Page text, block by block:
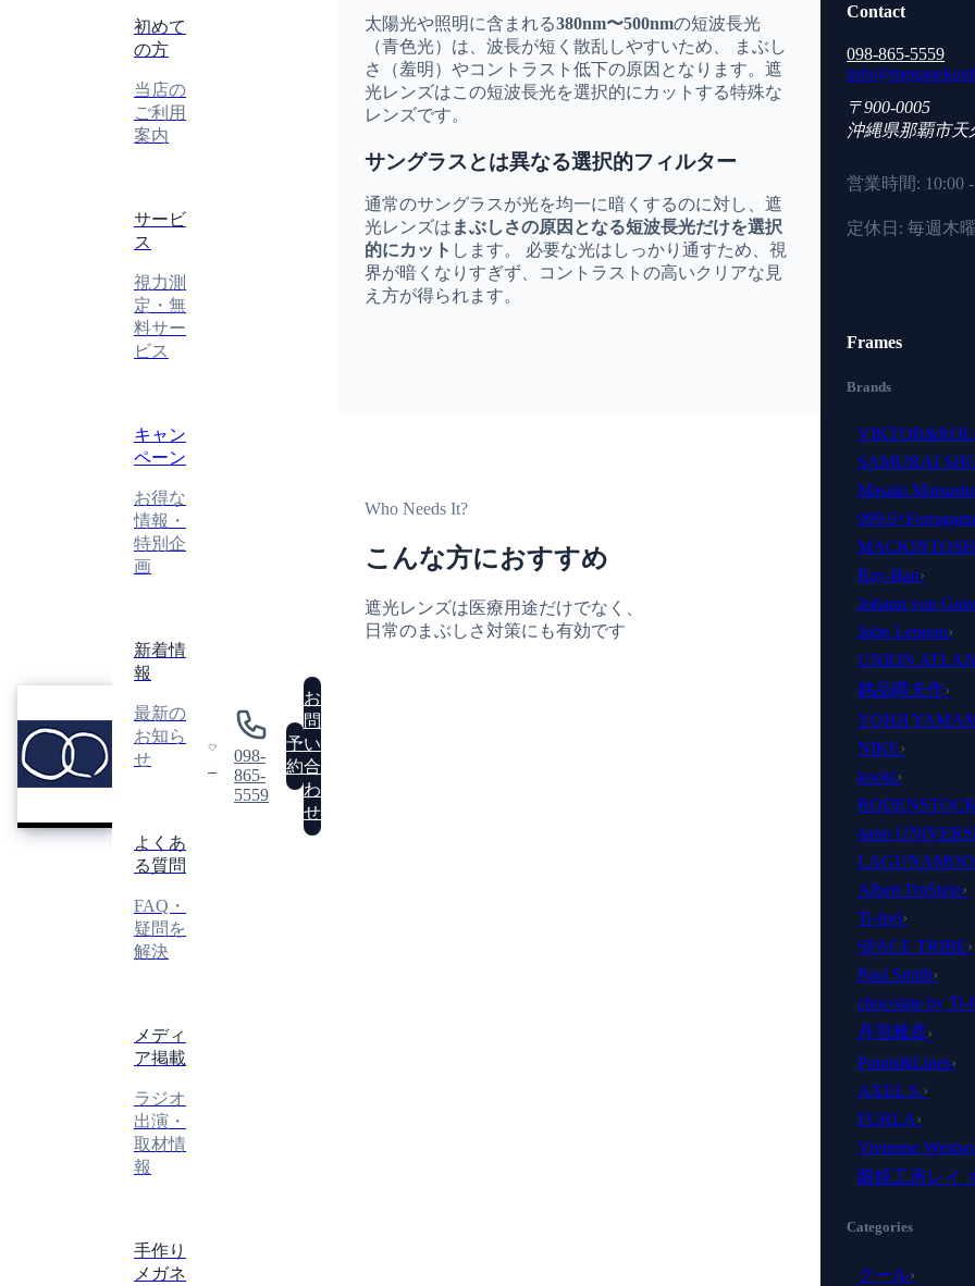
GLASSES
ATELIER
REI
初めて
の方
当店の
ご利用
案内
サービ
ス
視力測
定・無
料サー
ビス
キャン
ペーン
お得な
情報・
特別企
画
新着情
報
最新の
お知ら
せ
よくあ
る質問
FAQ・
疑問を
解決
メディ
ア掲載
ラジオ
出演・
取材情
報
手作り
メガネ
098-
865-
5559
予
約
お
問
い
合
わ
せ
太陽光や照明に含まれる380nm〜500nmの短波長光
（青色光）は、波長が短く散乱しやすいため、 まぶし
さ（羞明）やコントラスト低下の原因となります。遮
光レンズはこの短波長光を選択的にカットする特殊な
レンズです。
サングラスとは異なる選択的フィルター
通常のサングラスが光を均一に暗くするのに対し、遮
光レンズは まぶしさの原因となる短波長光だけを選択
的にカット します。 必要な光はしっかり通すため、視
界が暗くなりすぎず、コントラストの高いクリアな見
え方が得られます。
Who Needs It?
こんな方におすすめ
遮光レンズは医療用途だけでなく、
日常のまぶしさ対策にも有効です
Contact
098-865-5559
〒900-0005
沖縄県那覇市天
営業時間: 10:00
定休日: 毎週木
Frames
Brands
SAMURAI
Masaki
Ray-Ban›
Johann von
John Lennon›
UNION
銘品晴夫作›
YOHJI
NIKE›
kooki›
nano
Albert I'mStein›
Ti-feel›
SPACE TRIBE›
Paul Smith›
chocolate by Ti-
丹羽雅彦›
Points&Lines›
AXEL S.›
FURLA›
Vivienne
眼鏡工房レイ
Categories
クール›